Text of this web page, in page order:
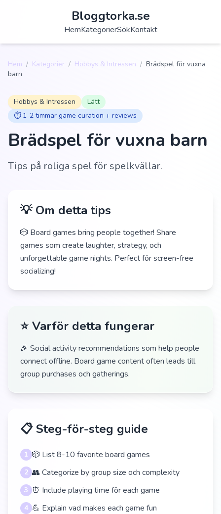
Bloggtorka.se
HemKategorierSökKontakt
Hem / Kategorier / Hobbys & Intressen / Brädspel för vuxna
barn
Hobbys & Intressen
Lätt
⏱️ 1-2 timmar game curation + reviews
Brädspel för vuxna barn
Tips på roliga spel för spelkvällar.
💡 Om detta tips
🎲 Board games bring people together! Share
games som create laughter, strategy, och
unforgettable game nights. Perfect för screen-free
socializing!
⭐ Varför detta fungerar
🎉 Social activity recommendations som help people
connect offline. Board game content often leads till
group purchases och gatherings.
📋 Steg-för-steg guide
1 🎲 List 8-10 favorite board games
2 👥 Categorize by group size och complexity
3 ⏰ Include playing time för each game
4 💪 Explain vad makes each game fun